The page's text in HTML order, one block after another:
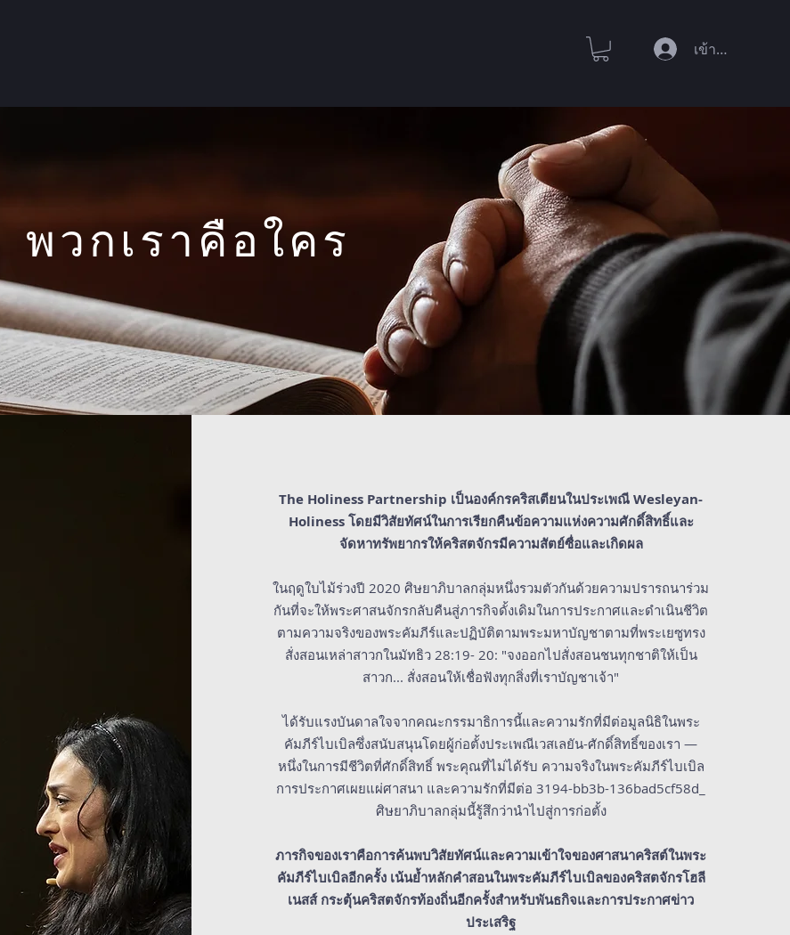
เข้าสู่ระบบ
พวกเราคือใคร
The Holiness Partnership เป็นองค์กรคริสเตียนในประเพณี Wesleyan-
Holiness โดยมีวิสัยทัศน์ในการเรียกคืนข้อความแห่งความศักดิ์สิทธิ์และ
จัดหาทรัพยากรให้คริสตจักรมีความสัตย์ซื่อและเกิดผล
ในฤดูใบไม้ร่วงปี 2020 ศิษยาภิบาลกลุ่มหนึ่งรวมตัวกันด้วยความปรารถนาร่วม
กันที่จะให้พระศาสนจักรกลับคืนสู่ภารกิจดั้งเดิมในการประกาศและดำเนินชีวิต
ตามความจริงของพระคัมภีร์และปฏิบัติตามพระมหาบัญชาตามที่พระเยซูทรง
สั่งสอนเหล่าสาวกในมัทธิว 28:19- 20: "จงออกไปสั่งสอนชนทุกชาติให้เป็น
สาวก... สั่งสอนให้เชื่อฟังทุกสิ่งที่เราบัญชาเจ้า"
ได้รับแรงบันดาลใจจากคณะกรรมาธิการนี้และความรักที่มีต่อมูลนิธิในพระ
คัมภีร์ไบเบิลซึ่งสนับสนุนโดยผู้ก่อตั้งประเพณีเวสเลยัน-ศักดิ์สิทธิ์ของเรา —
หนึ่งในการมีชีวิตที่ศักดิ์สิทธิ์ พระคุณที่ไม่ได้รับ ความจริงในพระคัมภีร์ไบเบิล
การประกาศเผยแผ่ศาสนา และความรักที่มีต่อ 3194-bb3b-136bad5cf58d_
ศิษยาภิบาลกลุ่มนี้รู้สึกว่านำไปสู่การก่อตั้ง
ภารกิจของเราคือการค้นพบวิสัยทัศน์และความเข้าใจของศาสนาคริสต์ในพระ
คัมภีร์ไบเบิลอีกครั้ง เน้นย้ำหลักคำสอนในพระคัมภีร์ไบเบิลของคริสตจักรโฮลี
เนสส์ กระตุ้นคริสตจักรท้องถิ่นอีกครั้งสำหรับพันธกิจและการประกาศข่าว
ประเสริฐ